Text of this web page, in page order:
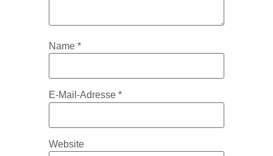
Name *
E-Mail-Adresse *
Website